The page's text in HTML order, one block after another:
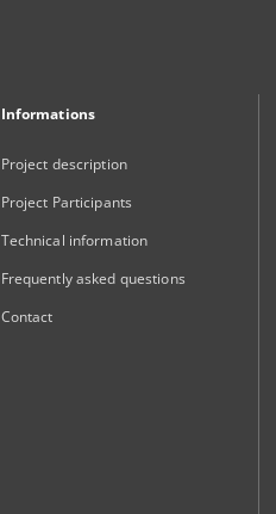
Informations
Project description
Project Participants
Technical information
Frequently asked questions
Contact